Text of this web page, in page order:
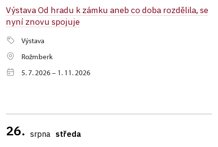
Výstava Od hradu k zámku aneb co doba rozdělila, se
nyní znovu spojuje
Výstava
Rožmberk
5. 7. 2026 – 1. 11. 2026
26. srpna středa